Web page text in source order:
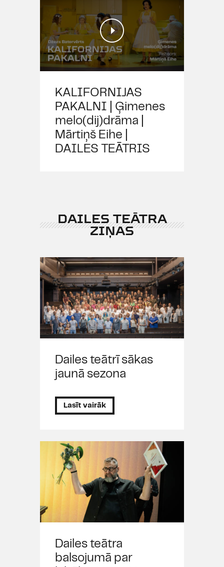
KALIFORNIJAS
PAKALNI | Ģimenes
melo(dij)drāma |
Mārtiņš Eihe |
DAILES TEĀTRIS
DAILES TEĀTRA
ZIŅAS
Dailes teātrī sākas
jaunā sezona
Lasīt vairāk
Dailes teātra
balsojumā par